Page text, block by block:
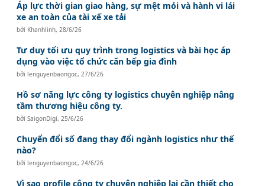
Áp lực thời gian giao hàng, sự mệt mỏi và hành vi lái
xe an toàn của tài xế xe tải
bởi Khanhlinh, 28/6/26
Tư duy tối ưu quy trình trong logistics và bài học áp
dụng vào việc tổ chức căn bếp gia đình
bởilenguyenbaongoc, 27/6/26
Hồ sơ năng lực công ty logistics chuyên nghiệp nâng
tầm thương hiệu công ty.
bởiSaigonDigi, 25/6/26
Chuyển đổi số đang thay đổi ngành logistics như thế
nào?
bởilenguyenbaongoc, 24/6/26
Vì sao profile công ty chuyên nghiệp lại cần thiết cho